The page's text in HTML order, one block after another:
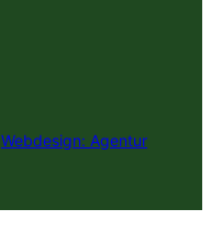
Webdesign: Agentur